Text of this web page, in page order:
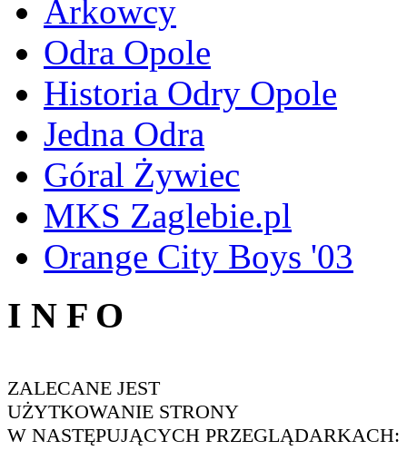
Arkowcy
Odra Opole
Historia Odry Opole
Jedna Odra
Góral Żywiec
MKS Zaglebie.pl
Orange City Boys '03
I N F O
ZALECANE JEST
UŻYTKOWANIE STRONY
W NASTĘPUJĄCYCH PRZEGLĄDARKACH: